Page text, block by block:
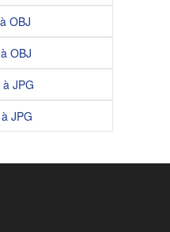
OBJ
OBJ
JPG
JPG